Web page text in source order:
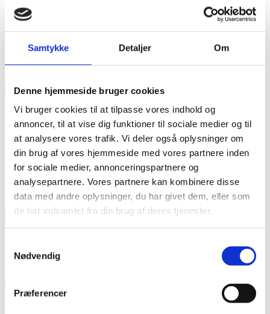
Samtykke Detaljer Om
Denne hjemmeside bruger cookies
Vi bruger cookies til at tilpasse vores indhold og
annoncer, til at vise dig funktioner til sociale medier og til
at analysere vores trafik. Vi deler også oplysninger om
din brug af vores hjemmeside med vores partnere inden
for sociale medier, annonceringspartnere og
analysepartnere. Vores partnere kan kombinere disse
data med andre oplysninger, du har givet dem, eller som
de har indsamlet fra din brug af deres tjenester.
Nødvendig
Præferencer
Forside
OK
Viskose
Viskose
Underkategorier
Der er 25 varer.
RelevansNavn, A til ZNavn, Z til APris, lav til højPris, høj til lav
Aktive filtre